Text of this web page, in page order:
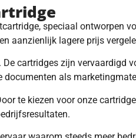
speciaal ontworpen
aanzienlijk lagere prijs
cartridges zijn vervaardigd
documenten als
te kiezen voor onze